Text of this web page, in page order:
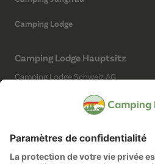
Camping Lodge
Camping Lodge Hauptsitz
Camping Lodge Schweiz AG
Réseaux sociaux